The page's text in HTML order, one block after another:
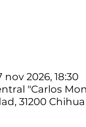
nov 2026, 18:30
"Carlos
31200